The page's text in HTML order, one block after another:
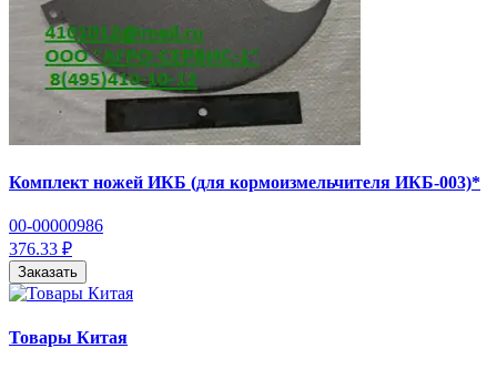
Комплект ножей ИКБ (для кормоизмельчителя ИКБ-003)*
00-00000986
376.33 ₽
Заказать
Товары Китая